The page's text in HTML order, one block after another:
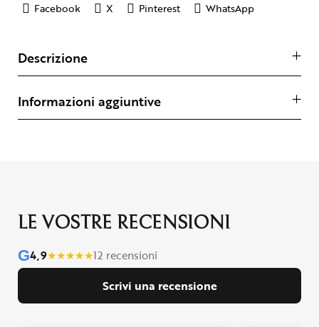
Facebook
X Pinterest WhatsApp
Descrizione
Informazioni aggiuntive
LE VOSTRE RECENSIONI
G4,9★★★★★12 recensioni
Scrivi una recensione